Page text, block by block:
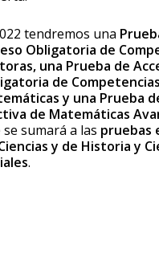
tendremos una
Obligatoria de
una Prueba de
de
y una Prueba
de Matemáticas
se sumará a las pruebas
y de Historia y
.